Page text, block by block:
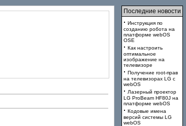
Последние новости
· Инструкция по
созданию робота на
платформе webOS
OSE
· Как настроить
оптимальное
изображение на
телевизоре
· Получение root-прав
на телевизорах LG с
webOS
· Лазерный проектор
LG ProBeam HF80J на
платформе webOS
· Кодовые имена
версий системы LG
webOS